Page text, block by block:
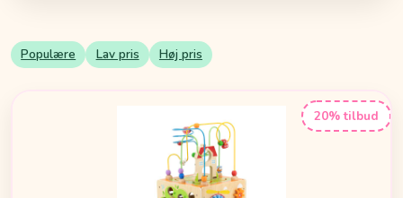
Populære Lav pris Høj pris
20% tilbud